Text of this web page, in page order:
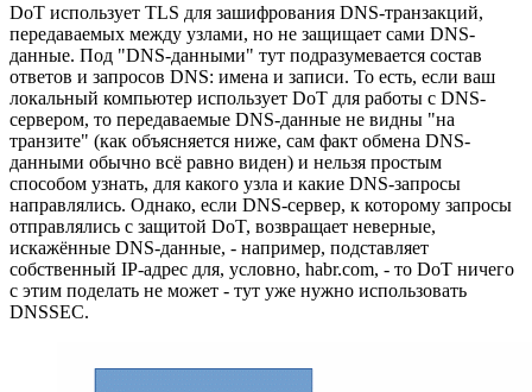
DoT использует TLS для зашифрования DNS-транзакций,
передаваемых между узлами, но не защищает сами DNS-
данные. Под "DNS-данными" тут подразумевается состав
ответов и запросов DNS: имена и записи. То есть, если ваш
локальный компьютер использует DoT для работы с DNS-
сервером, то передаваемые DNS-данные не видны "на
транзите" (как объясняется ниже, сам факт обмена DNS-
данными обычно всё равно виден) и нельзя простым
способом узнать, для какого узла и какие DNS-запросы
направлялись. Однако, если DNS-сервер, к которому запросы
отправлялись с защитой DoT, возвращает неверные,
искажённые DNS-данные, - например, подставляет
собственный IP-адрес для, условно, habr.com, - то DoT ничего
с этим поделать не может - тут уже нужно использовать
DNSSEC.